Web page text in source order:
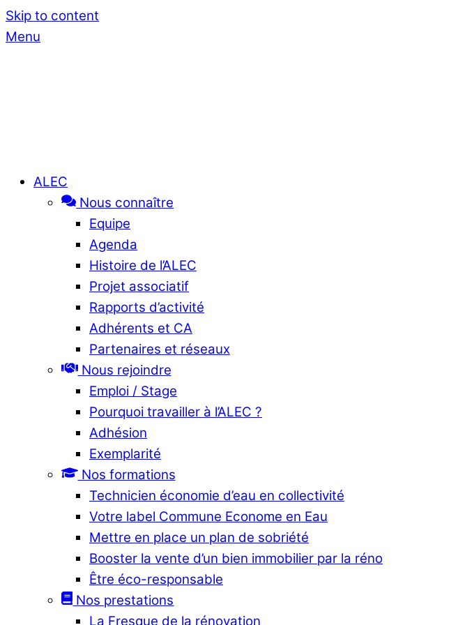
Skip to content
Menu
ALEC
Nous connaître
Equipe
Agenda
Histoire de l’ALEC
Projet associatif
Rapports d’activité
Adhérents et CA
Partenaires et réseaux
Nous rejoindre
Emploi / Stage
Pourquoi travailler à l’ALEC ?
Adhésion
Exemplarité
Nos formations
Technicien économie d’eau en collectivité
Votre label Commune Econome en Eau
Mettre en place un plan de sobriété
Booster la vente d’un bien immobilier par la réno
Être éco-responsable
Nos prestations
La Fresque de la rénovation